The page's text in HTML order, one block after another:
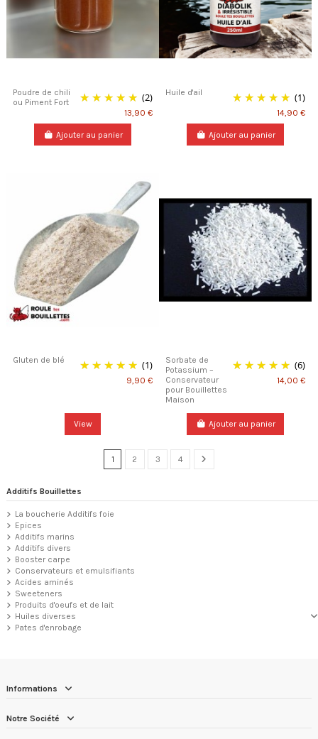
Poudre de chili
ou Piment Fort
(2)
13,90 €
Ajouter au panier
Huile d'ail (1)
14,90 €
Ajouter au panier
Gluten de blé (1)
9,90 €
View
Sorbate de
Potassium –
Conservateur
pour Bouillettes
Maison
(6)
14,00 €
Ajouter au panier
1 2 3 4
Additifs Bouillettes
La boucherie Additifs foie
Epices
Additifs marins
Additifs divers
Booster carpe
Conservateurs et emulsifiants
Acides aminés
Sweeteners
Produits d'oeufs et de lait
Huiles diverses
Pates d'enrobage
Informations
Notre Société